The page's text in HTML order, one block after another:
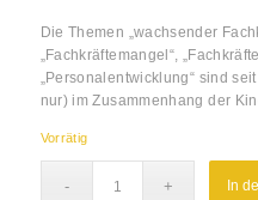
Die Themen „wachsender
„Fachkräftemangel“,
„Personalentwicklung“ sind
nur) im Zusammenhang der
Vorrätig
In